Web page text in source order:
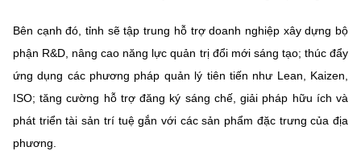
Bên cạnh đó, tỉnh sẽ tập trung hỗ trợ doanh nghiệp xây dựng bộ
phận R&D, nâng cao năng lực quản trị đổi mới sáng tạo; thúc đẩy
ứng dụng các phương pháp quản lý tiên tiến như Lean, Kaizen,
ISO; tăng cường hỗ trợ đăng ký sáng chế, giải pháp hữu ích và
phát triển tài sản trí tuệ gắn với các sản phẩm đặc trưng của địa
phương.